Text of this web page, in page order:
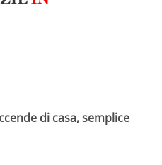
di casa, semplice